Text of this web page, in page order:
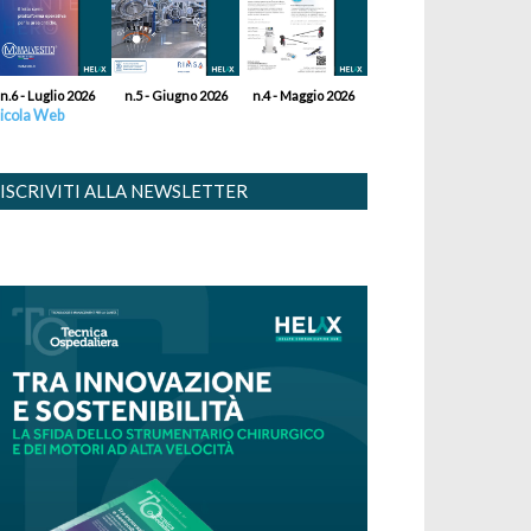
n.6 - Luglio 2026 n.5 - Giugno 2026 n.4 - Maggio 2026
Web
ISCRIVITI ALLA NEWSLETTER